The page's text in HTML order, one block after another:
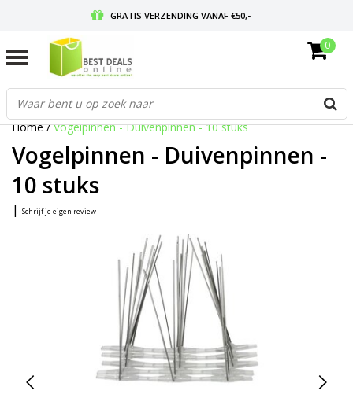
GRATIS VERZENDING VANAF €50,-
GRATIS RETOURNEREN EN 30 DAGEN BEDENKTIJD
0
Home/Vogelpinnen - Duivenpinnen - 10 stuks
Vogelpinnen - Duivenpinnen -
10 stuks
| Schrijf je eigen review